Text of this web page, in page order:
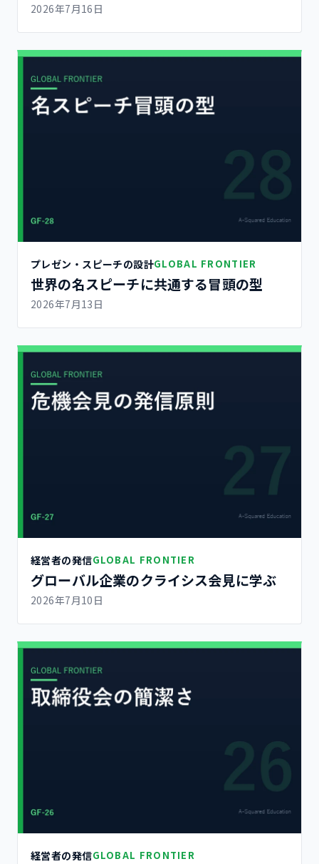
2026年7月16日
プレゼン・スピーチの設計GLOBAL FRONTIER
世界の名スピーチに共通する冒頭の型
2026年7月13日
経営者の発信GLOBAL FRONTIER
グローバル企業のクライシス会見に学ぶ
2026年7月10日
経営者の発信GLOBAL FRONTIER